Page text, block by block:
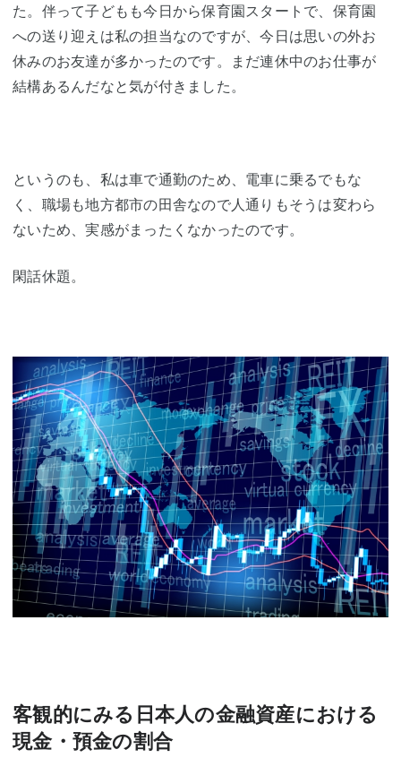
た。伴って子どもも今日から保育園スタートで、保育園
への送り迎えは私の担当なのですが、今日は思いの外お
休みのお友達が多かったのです。まだ連休中のお仕事が
結構あるんだなと気が付きました。
というのも、私は車で通勤のため、電車に乗るでもな
く、職場も地方都市の田舎なので人通りもそうは変わら
ないため、実感がまったくなかったのです。
閑話休題。
客観的にみる日本人の金融資産における
現金・預金の割合